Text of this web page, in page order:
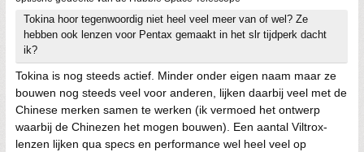
Tokina hoor tegenwoordig niet heel veel meer van of wel? Ze
hebben ook lenzen voor Pentax gemaakt in het slr tijdperk dacht
ik?
Tokina is nog steeds actief. Minder onder eigen naam maar ze
bouwen nog steeds veel voor anderen, lijken daarbij veel met de
Chinese merken samen te werken (ik vermoed het ontwerp
waarbij de Chinezen het mogen bouwen). Een aantal Viltrox-
lenzen lijken qua specs en performance wel heel veel op